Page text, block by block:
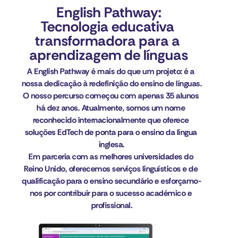
English Pathway:
Tecnologia educativa
transformadora para a
aprendizagem de línguas
A English Pathway é mais do que um projeto: é a
nossa dedicação à redefinição do ensino de línguas.
O nosso percurso começou com apenas 35 alunos
há dez anos. Atualmente, somos um nome
reconhecido internacionalmente que oferece
soluções EdTech de ponta para o ensino da língua
inglesa.
Em parceria com as melhores universidades do
Reino Unido, oferecemos serviços linguísticos e de
qualificação para o ensino secundário e esforçamo-
nos por contribuir para o sucesso académico e
profissional.